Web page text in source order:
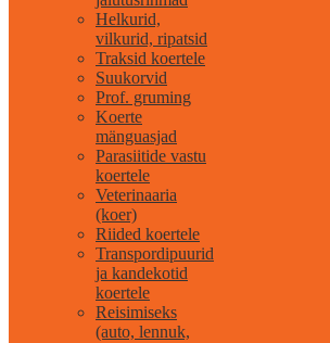
Helkurid,
vilkurid, ripatsid
Traksid koertele
Suukorvid
Prof. gruming
Koerte
mänguasjad
Parasiitide vastu
koertele
Veterinaaria
(koer)
Riided koertele
Transpordipuurid
ja kandekotid
koertele
Reisimiseks
(auto, lennuk,